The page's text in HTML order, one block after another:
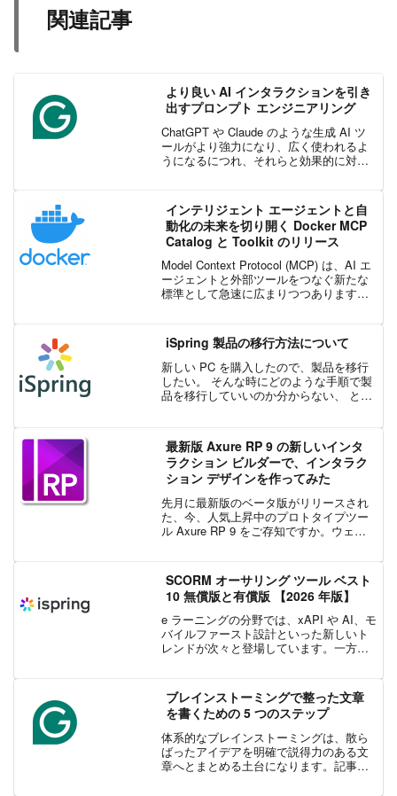
関連記事
より良い AI インタラクションを引き
出すプロンプト エンジニアリング
ChatGPT や Claude のような生成 AI ツ
ールがより強力になり、広く使われるよ
うになるにつれ、それらと効果的に対話
の出番です。正確で構造化されたプロン
プ...
インテリジェント エージェントと自
動化の未来を切り開く Docker MCP
Catalog と Toolkit のリリース
Model Context Protocol (MCP) は、AI エ
ージェントと外部ツールをつなぐ新たな
標準として急速に広まりつつあります。
セットアップは煩雑で、セキ...
iSpring 製品の移行方法について
新しい PC を購入したので、製品を移行
したい。 そんな時にどのような手順で製
品を移行していいのか分からない、 とい
移行方法について簡単に説明させていた
だきます。まず、...
最新版 Axure RP 9 の新しいインタ
ラクション ビルダーで、インタラク
ション デザインを作ってみた
先月に最新版のベータ版がリリースされ
た、今、人気上昇中のプロトタイプツー
ル Axure RP 9 をご存知ですか。ウェブ
RP は、数多くのライブラリを用意し、素
早...
SCORM オーサリング ツール ベスト
10 無償版と有償版 【2026 年版】
e ラーニングの分野では、xAPI や AI、モ
バイルファースト設計といった新しいト
レンドが次々と登場しています。一方
が標準規格として広く使われ続けていま
す。SCO...
ブレインストーミングで整った文章
を書くための 5 つのステップ
体系的なブレインストーミングは、散ら
ばったアイデアを明確で説得力のある文
章へとまとめる土台になります。記事や